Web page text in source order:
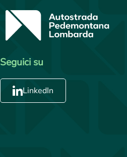
Seguici su
LinkedIn